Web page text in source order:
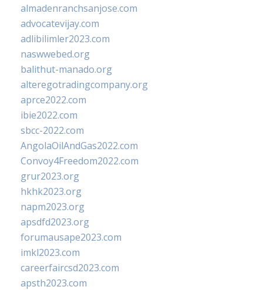
almadenranchsanjose.com
advocatevijay.com
adlibilimler2023.com
naswwebed.org
balithut-manado.org
alteregotradingcompany.org
aprce2022.com
ibie2022.com
sbcc-2022.com
AngolaOilAndGas2022.com
Convoy4Freedom2022.com
grur2023.org
hkhk2023.org
napm2023.org
apsdfd2023.org
forumausape2023.com
imkl2023.com
careerfaircsd2023.com
apsth2023.com